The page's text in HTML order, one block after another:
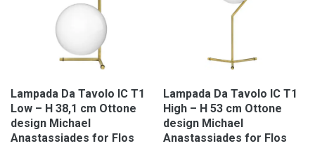
Lampada Da Tavolo IC T1
Low – H 38,1 cm Ottone
design Michael
Anastassiades for Flos
Lampada Da Tavolo IC T1
High – H 53 cm Ottone
design Michael
Anastassiades for Flos